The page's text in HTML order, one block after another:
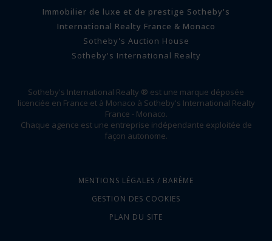
Immobilier de luxe et de prestige Sotheby's
International Realty France & Monaco
Sotheby's Auction House
Sotheby's International Realty
Sotheby's International Realty ® est une marque déposée
licenciée en France et à Monaco à Sotheby's International Realty
France - Monaco.
Chaque agence est une entreprise indépendante exploitée de
façon autonome.
MENTIONS LÉGALES / BARÈME
GESTION DES COOKIES
PLAN DU SITE